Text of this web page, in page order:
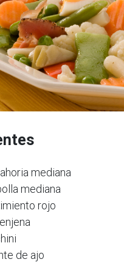
mediana
mediana
rojo
de ajo